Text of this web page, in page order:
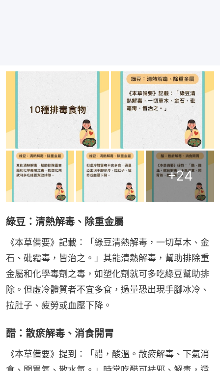
+24
綠豆：清熱解毒、除重金屬
《本草備要》記載：「綠豆清熱解毒，一切草木、金
石、砒霜毒，皆治之。」其能清熱解毒，幫助排除重
金屬和化學毒劑之毒，如塑化劑就可多吃綠豆幫助排
除。但虛冷體質者不宜多食，過量恐出現手腳冰冷、
拉肚子、疲勞或血壓下降。
醋：散瘀解毒、消食開胃
《本草備要》提到：「醋，酸溫。散瘀解毒、下氣消